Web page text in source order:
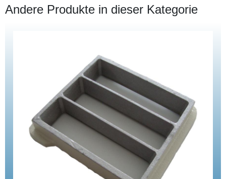
Andere Produkte in dieser Kategorie